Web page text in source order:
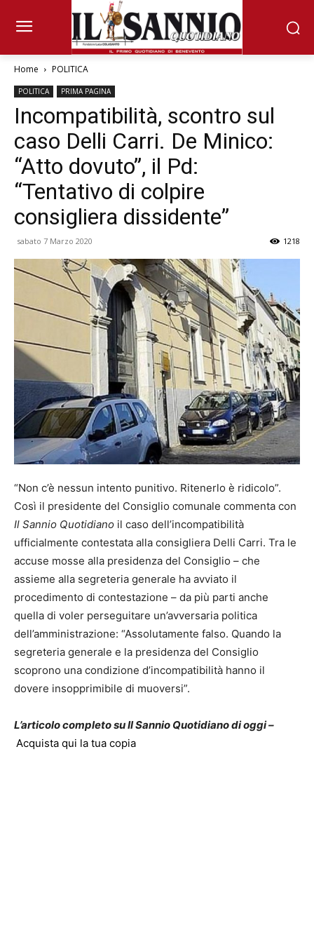
Home POLITICA
POLITICA PRIMA PAGINA
Incompatibilità, scontro sul
caso Delli Carri. De Minico:
“Atto dovuto”, il Pd:
“Tentativo di colpire
consigliera dissidente”
sabato 7 Marzo 2020 1218
“Non c’è nessun intento punitivo. Ritenerlo è ridicolo”.
Così il presidente del Consiglio comunale commenta con
Il Sannio Quotidiano il caso dell’incompatibilità
ufficialmente contestata alla consigliera Delli Carri. Tra le
accuse mosse alla presidenza del Consiglio – che
assieme alla segreteria generale ha avviato il
procedimento di contestazione – da più parti anche
quella di voler perseguitare un’avversaria politica
dell’amministrazione: “Assolutamente falso. Quando la
segreteria generale e la presidenza del Consiglio
scoprono una condizione d’incompatibilità hanno il
dovere insopprimibile di muoversi”.
L’articolo completo su Il Sannio Quotidiano di oggi –
Acquista qui la tua copia